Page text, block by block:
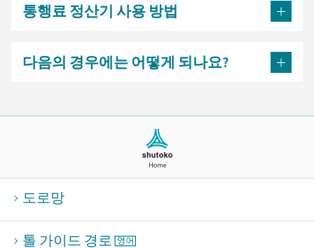
통행료 정산기 사용 방법
다음의 경우에는 어떻게 되나요?
Home
도로망
톨 가이드 경로